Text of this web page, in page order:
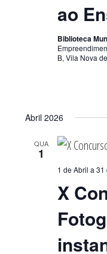
ao
Biblioteca
B, Vila Nova
Abril 2026
QUA
1
X
1 de Abril a 31